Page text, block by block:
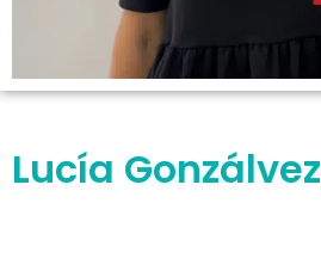
Lucía Gonzálvez